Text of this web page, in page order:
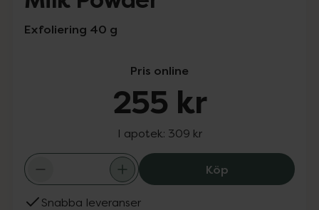
Exfoliering 40 g
Pris online
255 kr
I apotek: 309 kr
KöpEmbryolisse
Snabba leveranser